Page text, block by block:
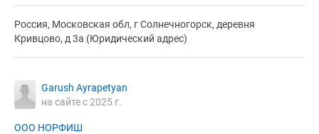
Россия, Московская обл, г Солнечногорск, деревня
Кривцово, д 3а (Юридический адрес)
Garush Ayrapetyan
на сайте с 2025 г.
ООО НОРФИШ